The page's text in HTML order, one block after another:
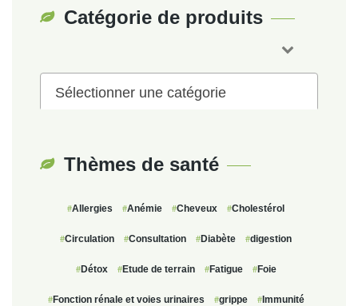
Catégorie de produits
Sélectionner une catégorie
Thèmes de santé
Allergies Anémie Cheveux Cholestérol
Circulation Consultation Diabète digestion
Détox Etude de terrain Fatigue Foie
Fonction rénale et voies urinaires grippe Immunité